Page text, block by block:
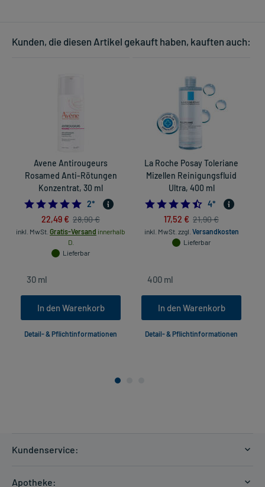
Kunden, die diesen Artikel gekauft haben, kauften auch:
Avene Antirougeurs
Rosamed Anti-Rötungen
Konzentrat, 30 ml
5.0
2*
22,49 € 28,90 €
inkl. MwSt. Gratis-Versand innerhalb
D.
Lieferbar
In den Warenkorb
Detail- & Pflichtinformationen
La Roche Posay Toleriane
Mizellen Reinigungsfluid
Ultra, 400 ml
4.5
4*
17,52 € 21,90 €
inkl. MwSt. zzgl. Versandkosten
Lieferbar
In den Warenkorb
Detail- & Pflichtinformationen
Kundenservice:
Apotheke: